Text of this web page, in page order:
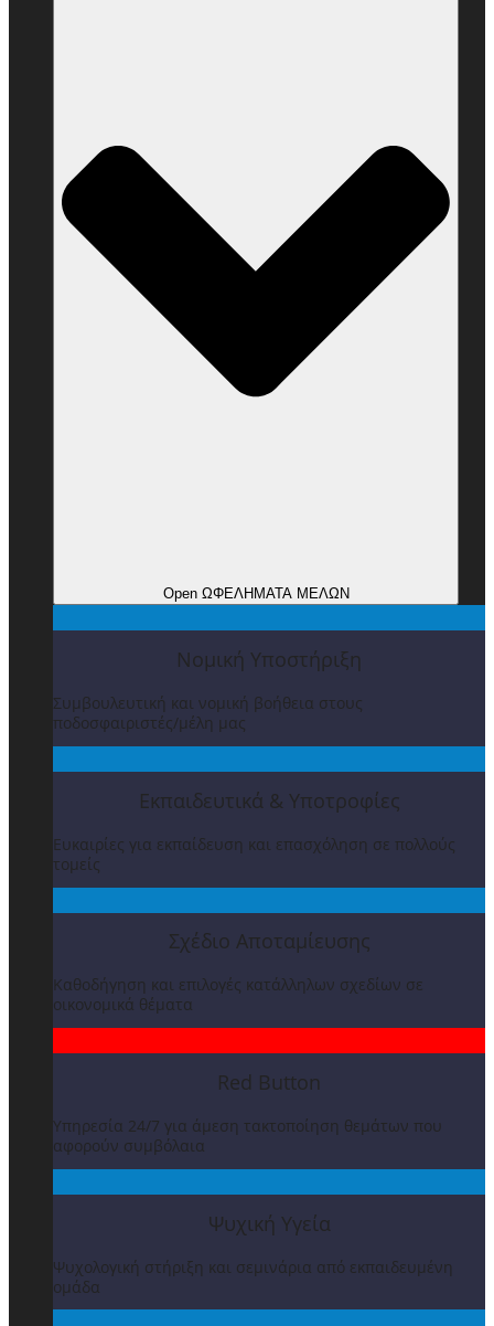
Open ΩΦΕΛΗΜΑΤΑ ΜΕΛΩΝ
Νομική Υποστήριξη
Συμβουλευτική και νομική βοήθεια στους
ποδοσφαιριστές/μέλη μας
Εκπαιδευτικά & Υποτροφίες
Ευκαιρίες για εκπαίδευση και επασχόληση σε πολλούς
τομείς
Σχέδιο Αποταμίευσης
Καθοδήγηση και επιλογές κατάλληλων σχεδίων σε
οικονομικά θέματα
Red Button
Υπηρεσία 24/7 για άμεση τακτοποίηση θεμάτων που
αφορούν συμβόλαια
Ψυχική Υγεία
Ψυχολογική στήριξη και σεμινάρια από εκπαιδευμένη
ομάδα